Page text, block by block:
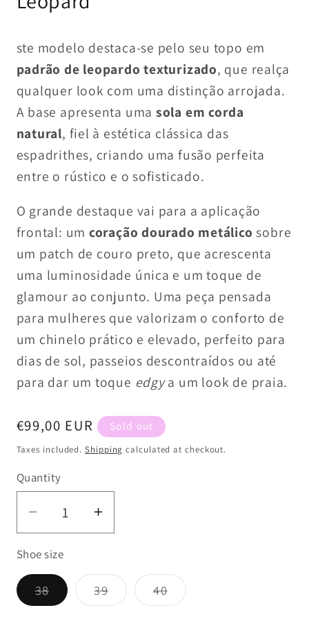
ste modelo destaca-se pelo seu topo em
padrão de leopardo texturizado, que realça
qualquer look com uma distinção arrojada.
A base apresenta uma sola em corda
natural, fiel à estética clássica das
espadrithes, criando uma fusão perfeita
entre o rústico e o sofisticado.
O grande destaque vai para a aplicação
frontal: um coração dourado metálico sobre
um patch de couro preto, que acrescenta
uma luminosidade única e um toque de
glamour ao conjunto. Uma peça pensada
para mulheres que valorizam o conforto de
um chinelo prático e elevado, perfeito para
dias de sol, passeios descontraídos ou até
para dar um toque edgya um look de praia.
Regular
price
€99,00 EUR Sold out
Taxes included.Shipping calculated at checkout.
Quantity
Decrease
quantity
for
Chinelos
Gold&amp;Rouge
Increase
quantity
Chinelos
Gold&amp;Rouge
Shoe size
38Variant
sold
39Variant
sold
40Variant
sold